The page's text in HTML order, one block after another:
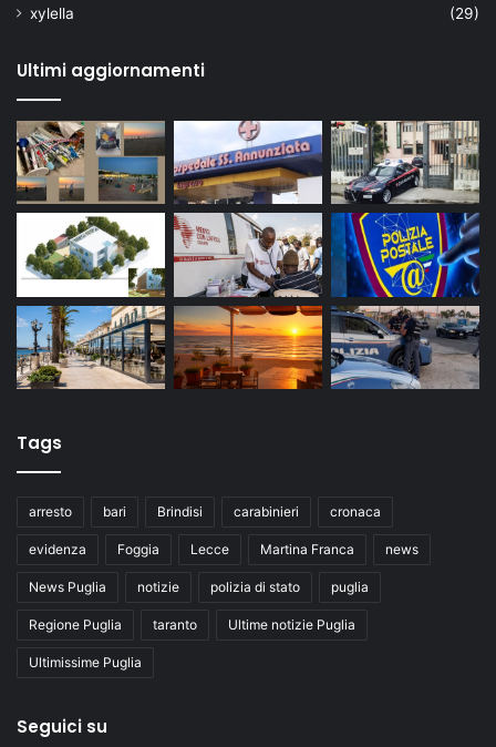
xylella
(29)
Ultimi aggiornamenti
Tags
arresto bari Brindisi carabinieri cronaca
evidenza Foggia Lecce Martina Franca news
News Puglia notizie polizia di stato puglia
Regione Puglia taranto Ultime notizie Puglia
Ultimissime Puglia
Seguici su